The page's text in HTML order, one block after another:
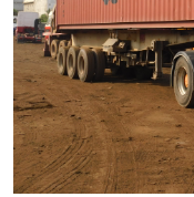
Voir la photo